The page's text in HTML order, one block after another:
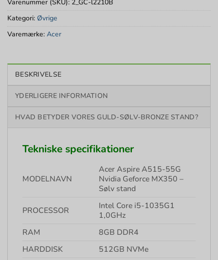
Varenummer (SKU): 2_GC-l2210B
Kategori: Øvrige
Varemærke: Acer
BESKRIVELSE
YDERLIGERE INFORMATION
HVAD BETYDER VORES GULD-SØLV-BRONZE STAND?
Tekniske specifikationer
MODELNAVN
Acer Aspire A515-55G
Nvidia Geforce MX350 –
Sølv stand
PROCESSOR
Intel Core i5-1035G1
1,0GHz
RAM
8GB DDR4
HARDDISK
512GB NVMe